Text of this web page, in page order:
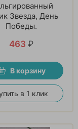
Звезда, День
Победы.
463 ₽
В корзину
в 1 клик